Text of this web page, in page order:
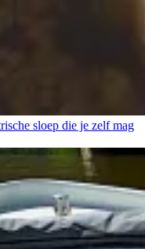
sloep die je zelf mag